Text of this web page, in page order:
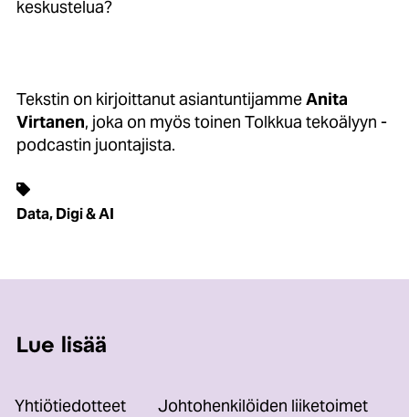
keskustelua?
Tekstin on kirjoittanut asiantuntijammeAnita
Virtanen, joka on myös toinen Tolkkua tekoälyyn -
podcastin juontajista.
Data, Digi & AI
Lue lisää
Yhtiötiedotteet Johtohenkilöiden liiketoimet